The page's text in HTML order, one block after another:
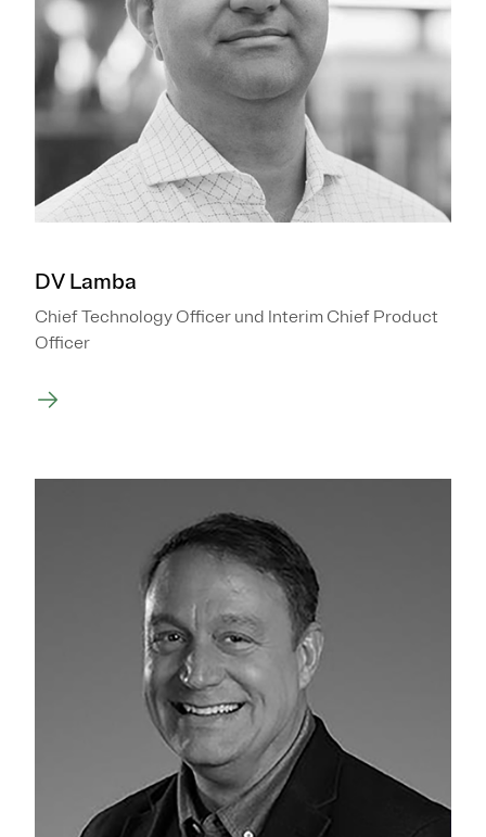
DV Lamba
Chief Technology Officer und Interim Chief Product
Officer